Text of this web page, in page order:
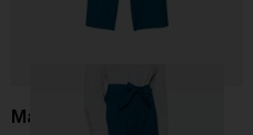
Max Mara